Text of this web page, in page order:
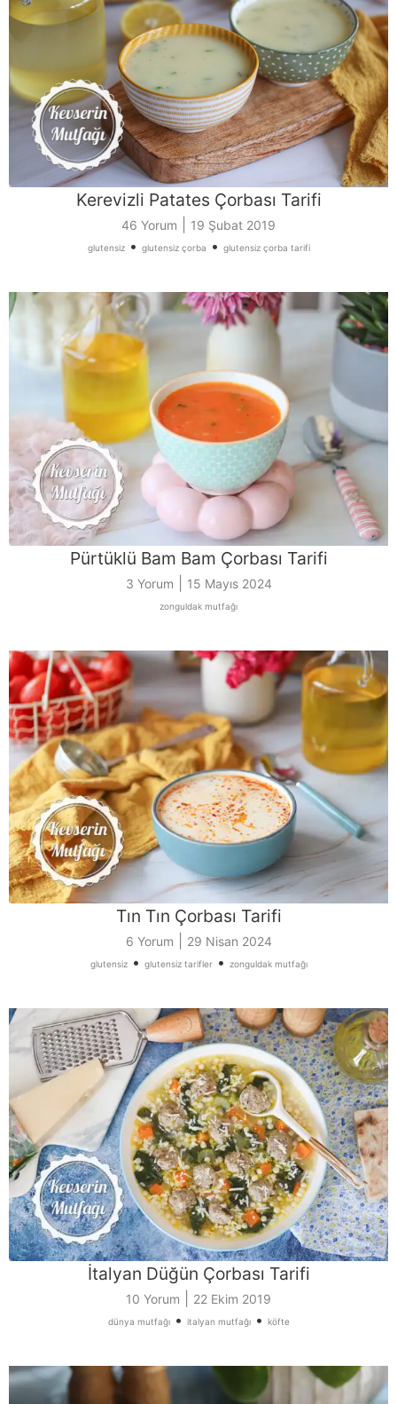
Kerevizli Patates Çorbası Tarifi
46 Yorum 19 Şubat 2019
glutensiz• glutensiz çorba • glutensiz çorba tarifi
Pürtüklü Bam Bam Çorbası Tarifi
3 Yorum 15 Mayıs 2024
zonguldak mutfağı
Tın Tın Çorbası Tarifi
6 Yorum 29 Nisan 2024
glutensiz• glutensiz tarifler• zonguldak mutfağı
İtalyan Düğün Çorbası Tarifi
10 Yorum 22 Ekim 2019
dünya mutfağı• italyan mutfağı• köfte